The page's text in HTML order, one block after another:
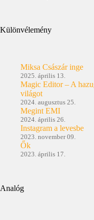
Különvélemény
Miksa Császár inge
2025. április 13.
Magic Editor – A
világot
2024. augusztus 25.
Megint EMI
2024. április 26.
Instagram a levesbe
2023. november 09.
Ők
2023. április 17.
Analóg